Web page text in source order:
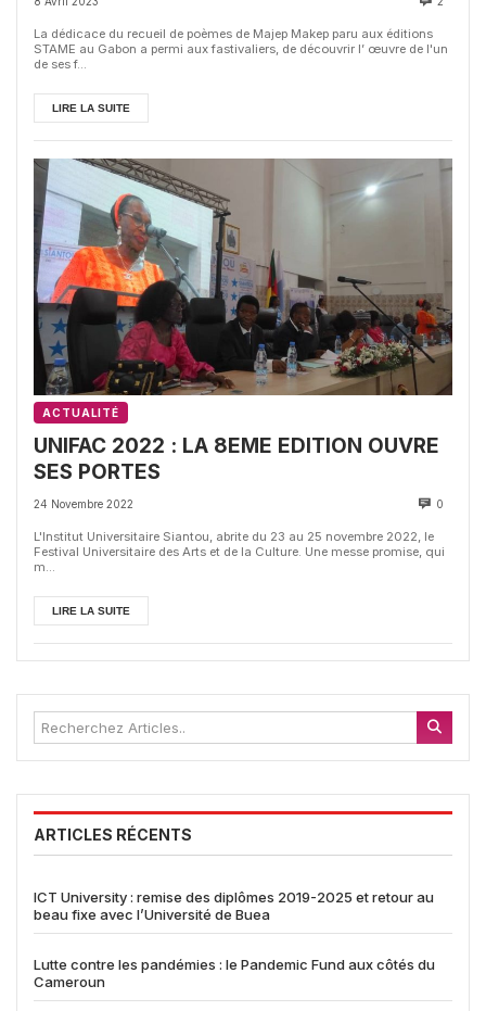
La dédicace du recueil de poèmes de Majep Makep paru aux éditions
STAME au Gabon a permi aux fastivaliers, de découvrir l’ œuvre de l'un
de ses f...
LIRE LA SUITE
ACTUALITÉ
UNIFAC 2022 : LA 8EME EDITION OUVRE
SES PORTES
24 Novembre 2022 0
L'Institut Universitaire Siantou, abrite du 23 au 25 novembre 2022, le
Festival Universitaire des Arts et de la Culture. Une messe promise, qui
m...
LIRE LA SUITE
ARTICLES RÉCENTS
ICT University : remise des diplômes 2019-2025 et retour au
beau fixe avec l’Université de Buea
Lutte contre les pandémies : le Pandemic Fund aux côtés du
Cameroun